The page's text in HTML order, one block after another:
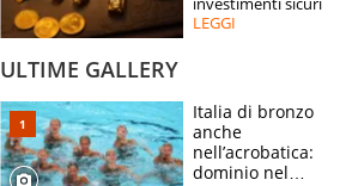
ESPERTI
LEGGI
ULTIME GALLERY
Italia di bronzo
anche
nell’acrobatica:
dominio nel